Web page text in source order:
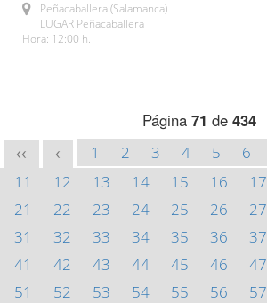
Peñacaballera (Salamanca)
LUGAR Peñacaballera
Hora: 12:00 h.
Página 71 de 434
<< < 1 2 3 4 5 6
11
12 13 14 15 16 17
21
22 23 24 25 26 27
31
32 33 34 35 36 37
41
42 43 44 45 46 47
51
52 53 54 55 56 57